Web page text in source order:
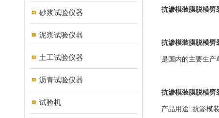
砂浆试验仪器
泥浆试验仪器
土工试验仪器
沥青试验仪器
试验机
抗渗模装膜脱模劈
抗渗模装膜脱模劈
是国内的主要生产
抗渗模装膜脱模劈
产品用途: 抗渗模